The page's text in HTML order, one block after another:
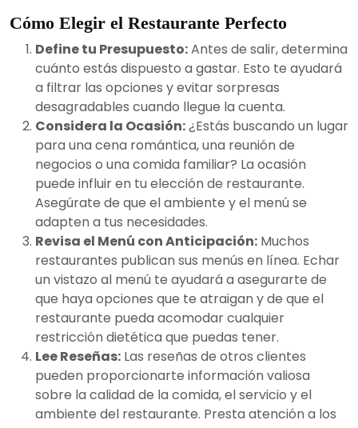
Cómo Elegir el Restaurante Perfecto
Define tu Presupuesto:Antes de salir, determina
cuánto estás dispuesto a gastar. Esto te ayudará
a filtrar las opciones y evitar sorpresas
desagradables cuando llegue la cuenta.
Considera la Ocasión:¿Estás buscando un lugar
para una cena romántica, una reunión de
negocios o una comida familiar? La ocasión
puede influir en tu elección de restaurante.
Asegúrate de que el ambiente y el menú se
adapten a tus necesidades.
Revisa el Menú con Anticipación: Muchos
restaurantes publican sus menús en línea. Echar
un vistazo al menú te ayudará a asegurarte de
que haya opciones que te atraigan y de que el
restaurante pueda acomodar cualquier
restricción dietética que puedas tener.
Lee Reseñas: Las reseñas de otros clientes
pueden proporcionarte información valiosa
sobre la calidad de la comida, el servicio y el
ambiente del restaurante. Presta atención a los